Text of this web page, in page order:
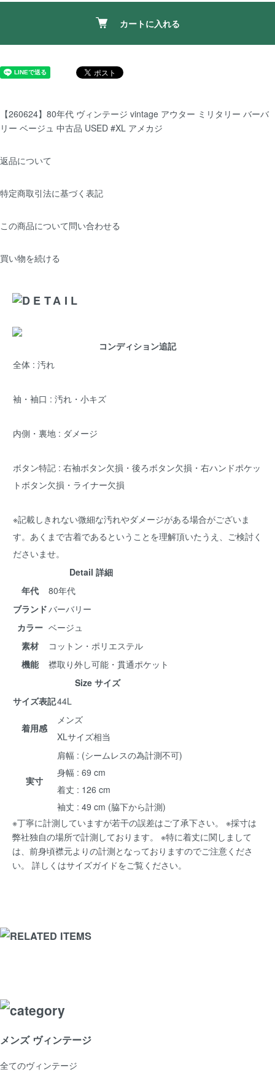
カートに入れる
【260624】80年代 ヴィンテージ vintage アウター ミリタリー バーバ
リー ベージュ 中古品 USED #XL アメカジ
返品について
特定商取引法に基づく表記
この商品について問い合わせる
買い物を続ける
コンディション追記
全体 : 汚れ
袖・袖口 : 汚れ・小キズ
内側・裏地 : ダメージ
ボタン特記 : 右袖ボタン欠損・後ろボタン欠損・右ハンドポケッ
トボタン欠損・ライナー欠損
※記載しきれない微細な汚れやダメージがある場合がございま
す。あくまで古着であるということを理解頂いたうえ、ご検討く
ださいませ。
Detail 詳細
年代
80年代
ブランドバーバリー
カラー ベージュ
素材
コットン・ポリエステル
機能
襟取り外し可能・貫通ポケット
Size サイズ
サイズ表記44L
着用感
メンズ
XLサイズ相当
実寸
肩幅 : (シームレスの為計測不可)
身幅 : 69 cm
着丈 : 126 cm
袖丈 : 49 cm (脇下から計測)
※丁寧に計測していますが若干の誤差はご了承下さい。 ※採寸は
弊社独自の場所で計測しております。 ※特に着丈に関しまして
は、前身頃襟元よりの計測となっておりますのでご注意くださ
い。 詳しくはサイズガイドをご覧ください。
メンズ ヴィンテージ
全てのヴィンテージ